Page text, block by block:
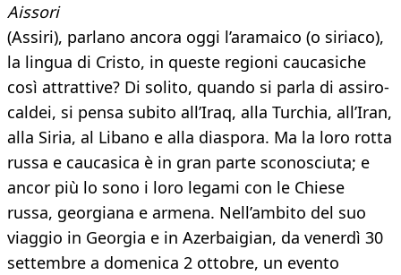
Aissori
(Assiri), parlano ancora oggi l’aramaico (o siriaco),
la lingua di Cristo, in queste regioni caucasiche
così attrattive? Di solito, quando si parla di assiro-
caldei, si pensa subito all’Iraq, alla Turchia, all’Iran,
alla Siria, al Libano e alla diaspora. Ma la loro rotta
russa e caucasica è in gran parte sconosciuta; e
ancor più lo sono i loro legami con le Chiese
russa, georgiana e armena. Nell’ambito del suo
viaggio in Georgia e in Azerbaigian, da venerdì 30
settembre a domenica 2 ottobre, un evento